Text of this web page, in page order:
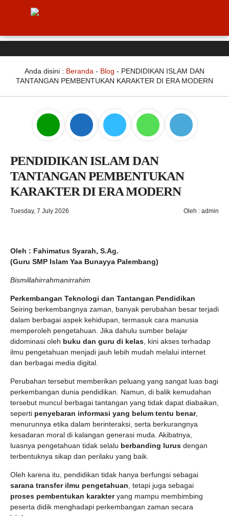
Anda disini : Beranda - Blog - PENDIDIKAN ISLAM DAN
TANTANGAN PEMBENTUKAN KARAKTER DI ERA MODERN
PENDIDIKAN ISLAM DAN
TANTANGAN PEMBENTUKAN
KARAKTER DI ERA MODERN
Tuesday, 7 July 2026 Oleh : admin
Oleh : Fahimatus Syarah, S.Ag.
(Guru SMP Islam Yaa Bunayya Palembang)
Bismillahirrahmanirrahim
Perkembangan Teknologi dan Tantangan Pendidikan
Seiring berkembangnya zaman, banyak perubahan besar terjadi
dalam berbagai aspek kehidupan, termasuk cara manusia
memperoleh pengetahuan. Jika dahulu sumber belajar
didominasi oleh buku dan guru di kelas , kini akses terhadap
ilmu pengetahuan menjadi jauh lebih mudah melalui internet
dan berbagai media digital.
Perubahan tersebut memberikan peluang yang sangat luas bagi
perkembangan dunia pendidikan. Namun, di balik kemudahan
tersebut muncul berbagai tantangan yang tidak dapat diabaikan,
seperti penyebaran informasi yang belum tentu benar,
menurunnya etika dalam berinteraksi, serta berkurangnya
kesadaran moral di kalangan generasi muda. Akibatnya,
luasnya pengetahuan tidak selalu berbanding lurus dengan
terbentuknya sikap dan perilaku yang baik.
Oleh karena itu, pendidikan tidak hanya berfungsi sebagai
sarana transfer ilmu pengetahuan , tetapi juga sebagai
proses pembentukan karakteryang mampu membimbing
peserta didik menghadapi perkembangan zaman secara